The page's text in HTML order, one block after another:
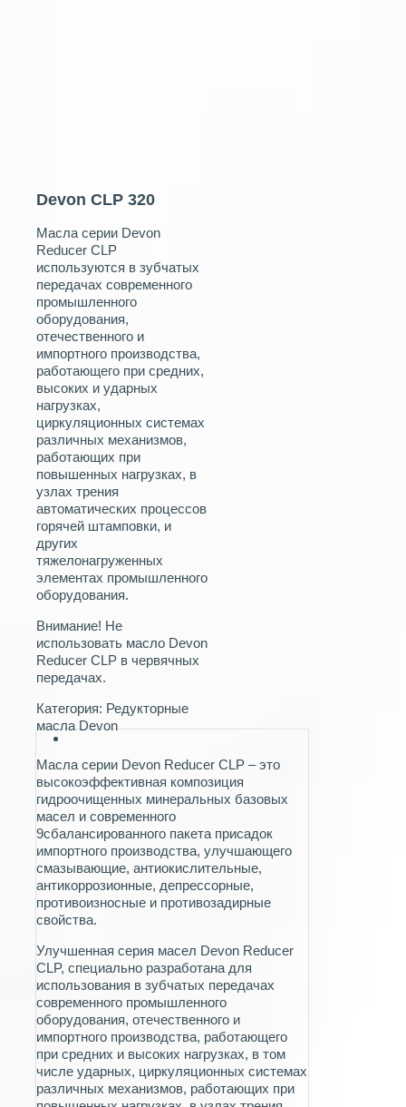
Devon CLP 320
Масла серии Devon
Reducer CLP
используются в зубчатых
передачах современного
промышленного
оборудования,
отечественного и
импортного производства,
работающего при средних,
высоких и ударных
нагрузках,
циркуляционных системах
различных механизмов,
работающих при
повышенных нагрузках, в
узлах трения
автоматических процессов
горячей штамповки, и
других
тяжелонагруженных
элементах промышленного
оборудования.
Внимание! Не
использовать масло Devon
Reducer CLP в червячных
передачах.
Категория: Редукторные
масла Devon
Масла серии Devon Reducer CLP – это
высокоэффективная композиция
гидроочищенных минеральных базовых
масел и современного
9сбалансированного пакета присадок
импортного производства, улучшающего
смазывающие, антиокислительные,
антикоррозионные, депрессорные,
противоизносные и противозадирные
свойства.
Улучшенная серия масел Devon Reducer
CLP, специально разработана для
использования в зубчатых передачах
современного промышленного
оборудования, отечественного и
импортного производства, работающего
при средних и высоких нагрузках, в том
числе ударных, циркуляционных системах
различных механизмов, работающих при